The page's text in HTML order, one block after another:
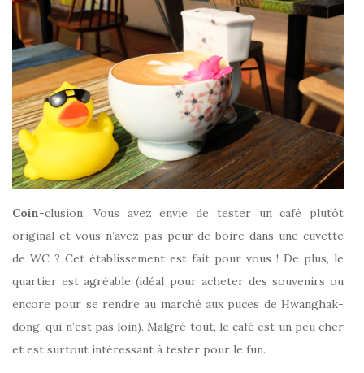
Coin-clusion: Vous avez envie de tester un café plutôt
original et vous n’avez pas peur de boire dans une cuvette
de WC ? Cet établissement est fait pour vous ! De plus, le
quartier est agréable (idéal pour acheter des souvenirs ou
encore pour se rendre au marché aux puces de Hwanghak-
dong, qui n’est pas loin). Malgré tout, le café est un peu cher
et est surtout intéressant à tester pour le fun.